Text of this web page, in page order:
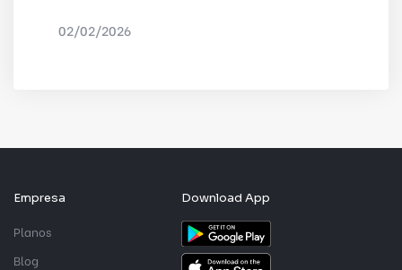
02/02/2026
Empresa
Planos
Blog
Download App